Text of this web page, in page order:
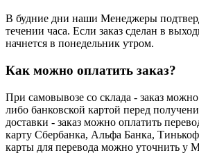
В будние дни наши Менеджеры
течении часа. Если заказ сделан в
начнется в понедельник утром.
Как можно оплатить заказ?
При самовывозе со склада - заказ
либо банковской картой перед
доставки - заказ можно оплатить
карту Сбербанка, Альфа Банка,
карты для перевода можно уточнить у